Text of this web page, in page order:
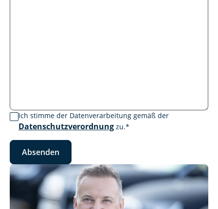
Ich stimme der Datenverarbeitung gemäß der
Datenschutzverordnung zu.*
Absenden